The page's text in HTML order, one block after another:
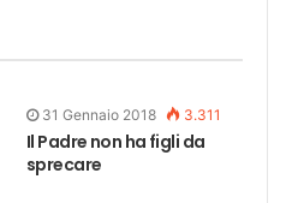
31 Gennaio 2018 3.311
Il Padre non ha figli da
sprecare